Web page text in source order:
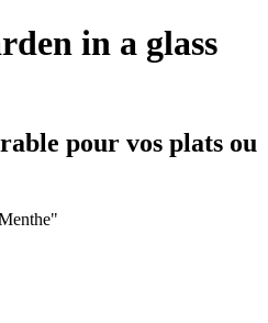
in a glass
pour vos plats ou